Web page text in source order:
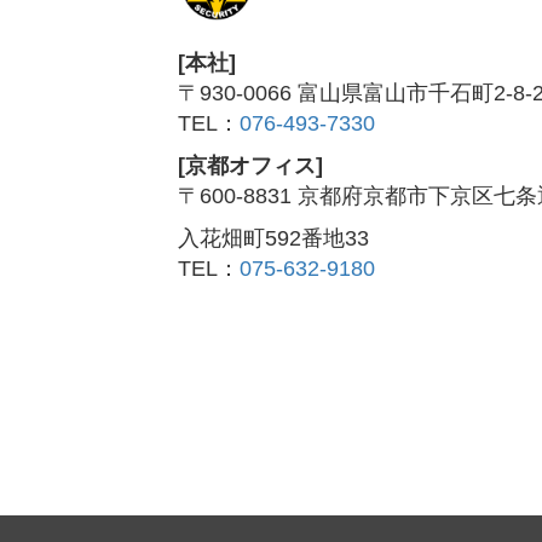
[本社]
〒930-0066 富山県富山市千石町2-8-2
TEL： 076-493-7330
[京都オフィス]
〒600-8831 京都府京都市下京区七
入花畑町592番地33
TEL： 075-632-9180